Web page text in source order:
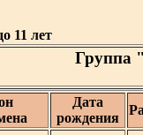
11 лет
Группа
Дата
рождения